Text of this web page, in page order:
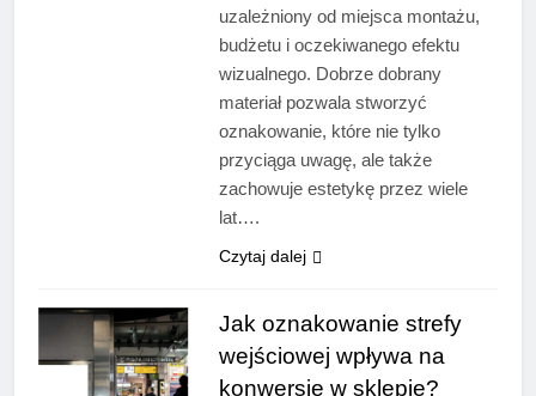
uzależniony od miejsca montażu,
budżetu i oczekiwanego efektu
wizualnego. Dobrze dobrany
materiał pozwala stworzyć
oznakowanie, które nie tylko
przyciąga uwagę, ale także
zachowuje estetykę przez wiele
lat….
Czytaj dalej
Jak oznakowanie strefy
wejściowej wpływa na
konwersję w sklepie?